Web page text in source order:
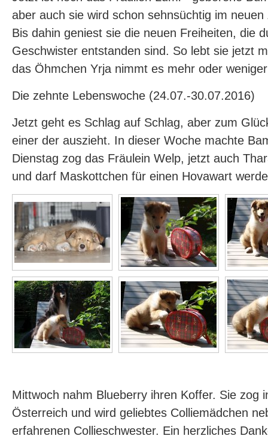
aber auch sie wird schon sehnsüchtig im
Bis dahin geniest sie die neuen Freiheiten, die
Geschwister entstanden sind. So lebt sie jetzt
das Öhmchen Yrja nimmt es mehr oder
Die zehnte Lebenswoche (24.07.-30.07.2016)
Jetzt geht es Schlag auf Schlag, aber zum
einer der auszieht. In dieser Woche machte
Dienstag zog das Fräulein Welp, jetzt auch
und darf Maskottchen für einen Hovawart
Mittwoch nahm Blueberry ihren Koffer. Sie zog
Österreich und wird geliebtes Colliemädchen
erfahrenen Collieschwester. Ein herzliches